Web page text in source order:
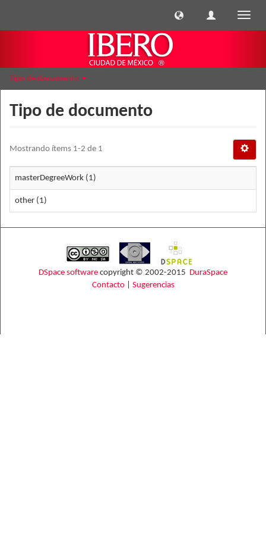
Tipo de documento
Tipo de documento
Mostrando ítems 1-2 de 1
masterDegreeWork (1)
other (1)
DSpace software copyright © 2002-2015 DuraSpace
Contacto| Sugerencias